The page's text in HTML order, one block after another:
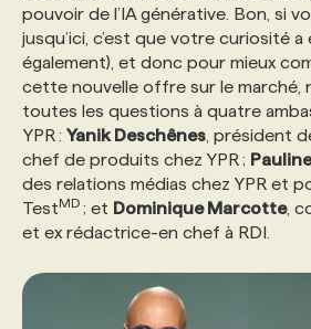
NOS TARIFS
PROGRAMMES DE
FAQ
ANNONCEZ AVEC NOUS
pouvoir de l’IA générative. Bon, si
jusqu’ici, c’est que votre curiosité
également), et donc pour mieux
cette nouvelle offre sur le marché,
toutes les questions à quatre
YPR : Yanik Deschênes , président
chef de produits chez YPR ;
des relations médias chez YPR et
TestMD ; et Dominique Marcotte,
et ex rédactrice-en chef à RDI.